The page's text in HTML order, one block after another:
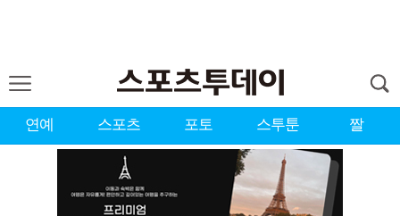
연예 스포츠 포토 스투툰 짤